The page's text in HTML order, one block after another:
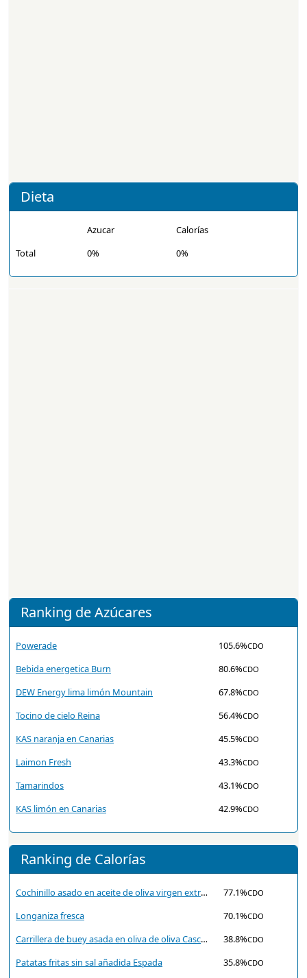
Dieta
Azucar
Calorías
Total
0% 0%
Ranking de Azúcares
Powerade 105.6%CDO
Bebida energetica Burn 80.6%CDO
DEW Energy lima limón Mountain 67.8%CDO
Tocino de cielo Reina 56.4%CDO
KAS naranja en Canarias 45.5%CDO
Laimon Fresh 43.3%CDO
Tamarindos 43.1%CDO
KAS limón en Canarias 42.9%CDO
Ranking de Calorías
Cochinillo asado en aceite de oliva virgen extra Cascajares 77.1%CDO
Longaniza fresca 70.1%CDO
Carrillera de buey asada en oliva de oliva Cascajares 38.8%CDO
Patatas fritas sin sal añadida Espada 35.8%CDO